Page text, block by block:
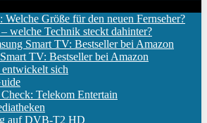
Welche Größe für den neuen Fernseher?
welche Technik steckt dahinter?
Smart TV: Bestseller bei Amazon
TV: Bestseller bei Amazon
entwickelt sich
Telekom Entertain
auf DVB-T2 HD